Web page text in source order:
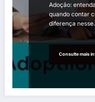
Adoção:
quando contar
diferença
Consulte mais